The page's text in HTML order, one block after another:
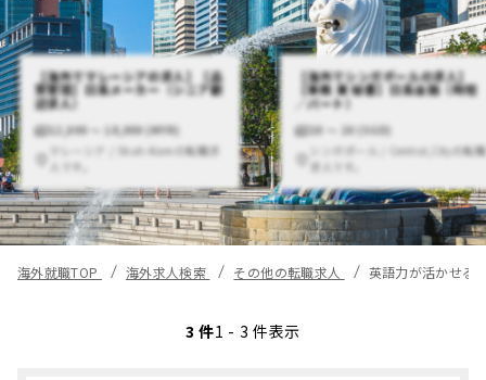
【海外でマレーシアの求人】【品
質管理】日系メーカー（シニア歓
迎求人）
12,000 〜 18,000 (MYR)
マレーシア / Shah Alamの転職求
人です。
【海外でシンガポールの求人】
【事務 兼 秘書】日系金融（時短
／パート）
20 〜 20 (SGD)
シンガポール / Central,Cityの転職
求人です。
海外就職TOP 海外求人検索 その他の転職求人 英語力が活かせる
3 件1 - 3 件表示